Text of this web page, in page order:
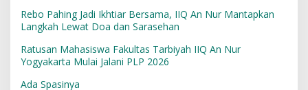
Rebo Pahing Jadi Ikhtiar Bersama, IIQ An Nur Mantapkan
Langkah Lewat Doa dan Sarasehan
Ratusan Mahasiswa Fakultas Tarbiyah IIQ An Nur
Yogyakarta Mulai Jalani PLP 2026
Ada Spasinya